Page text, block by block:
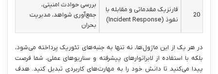
20
فارنزیک مقدماتی و مقابله با
نفوذ (Incident Response)
بررسی حوادث امنیتی،
جمع‌آوری شواهد، مدیریت
بحران
در هر یک از این ماژول‌ها، نه تنها به جنبه‌های تئوریک پرداخته می‌شود،
بلکه با استفاده از لابراتوارهای پیشرفته و سناریوهای عملی، شما فرصت
پیدا می‌کنید تا دانش خود را به مهارت‌های کاربردی تبدیل کنید. هدف